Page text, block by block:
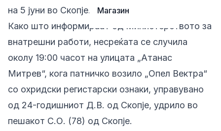
Магазин
на 5 јуни во Скопје.
Како што информираат од Министерството за
внатрешни работи, несреќата се случила
околу 19:00 часот на улицата „Атанас
Митрев“, кога патничко возило „Опел Вектра“
со охридски регистарски ознаки, управувано
од 24-годишниот Д.В. од Скопје, удрило во
пешакот С.О. (78) од Скопје.